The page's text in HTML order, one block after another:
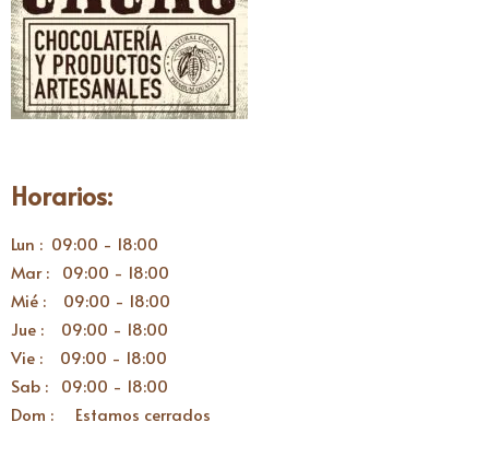
Horarios:
Lun : 09:00 - 18:00
Mar : 09:00 - 18:00
Mié : 09:00 - 18:00
Jue : 09:00 - 18:00
Vie : 09:00 - 18:00
Sab : 09:00 - 18:00
Dom : Estamos cerrados